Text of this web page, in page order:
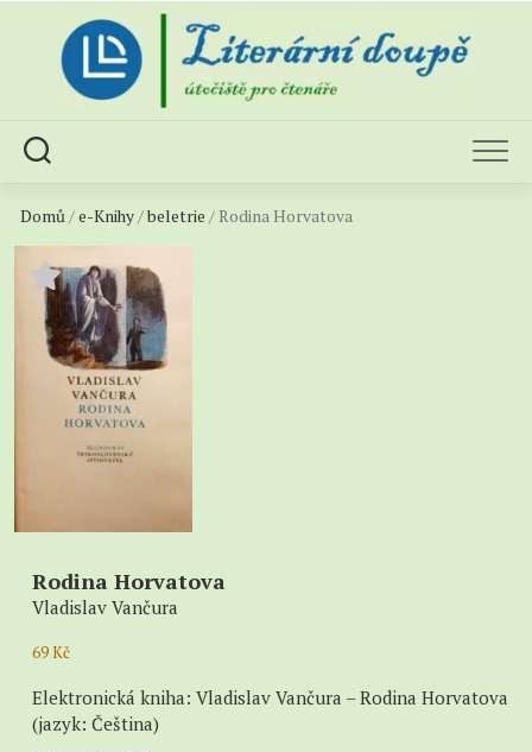
content
Domů/e-Knihy/beletrie / Rodina Horvatova
Rodina Horvatova
Vladislav Vančura
69Kč
Elektronická kniha: Vladislav Vančura – Rodina Horvatova
(jazyk: Čeština)